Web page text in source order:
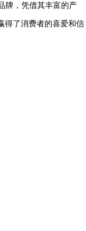
牌，凭借其丰富的产
得了消费者的喜爱和信